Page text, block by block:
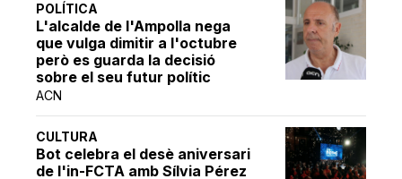
POLÍTICA
L'alcalde de l'Ampolla nega
que vulga dimitir a l'octubre
però es guarda la decisió
sobre el seu futur polític
ACN
CULTURA
Bot celebra el desè aniversari
de l'in-FCTA amb Sílvia Pérez